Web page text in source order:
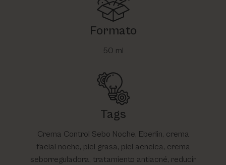
Formato
50 ml
Tags
Crema Control Sebo Noche, Eberlin, crema
facial noche, piel grasa, piel acneica, crema
seborreguladora, tratamiento antiacné, reducir